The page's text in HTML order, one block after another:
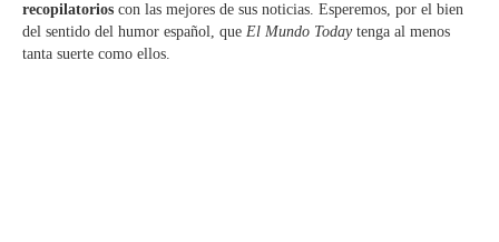
recopilatorios con las mejores de sus noticias. Esperemos, por el bien
del sentido del humor español, que El Mundo Today tenga al menos
tanta suerte como ellos.